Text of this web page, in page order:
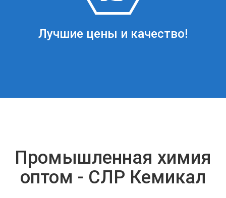
Лучшие цены и качество!
Промышленная химия
оптом - СЛР Кемикал